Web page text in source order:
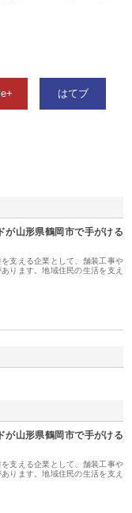
はてブ
が山形県鶴岡市で手がける
支える企業として、舗装工事や
ります。地域住民の生活を支え
が山形県鶴岡市で手がける
支える企業として、舗装工事や
ります。地域住民の生活を支え